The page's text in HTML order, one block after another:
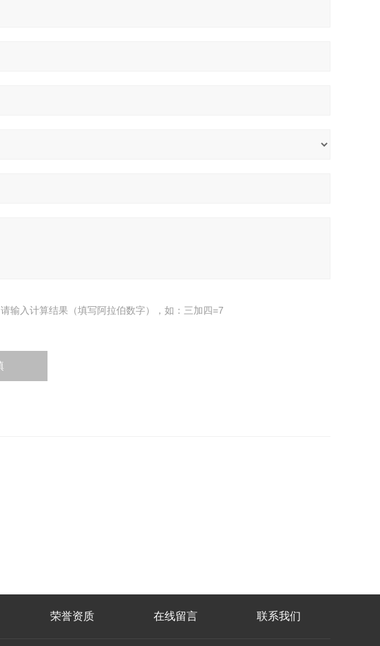
请输入计算结果（填写阿拉伯数字），如：三加四=7
荣誉资质 在线留言 联系我们